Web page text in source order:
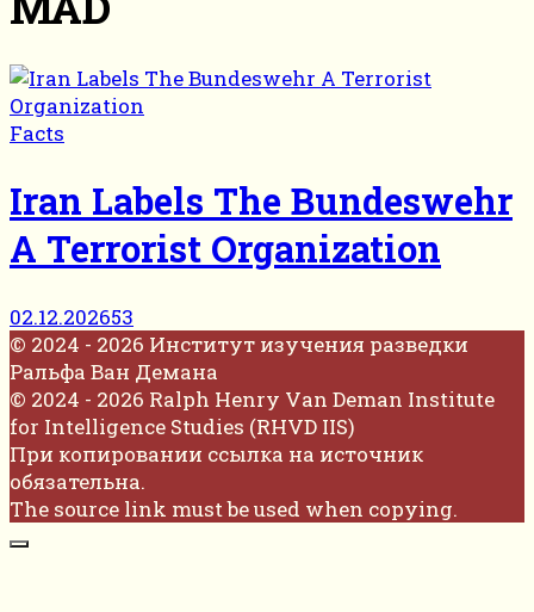
Facts
Iran Labels The Bundeswehr
A Terrorist Organization
02.12.202653
© 2024 - 2026 Институт изучения разведки
Ральфа Ван Демана
© 2024 - 2026 Ralph Henry Van Deman Institute
for Intelligence Studies (RHVD IIS)
При копировании ссылка на источник
обязательна.
The source link must be used when copying.